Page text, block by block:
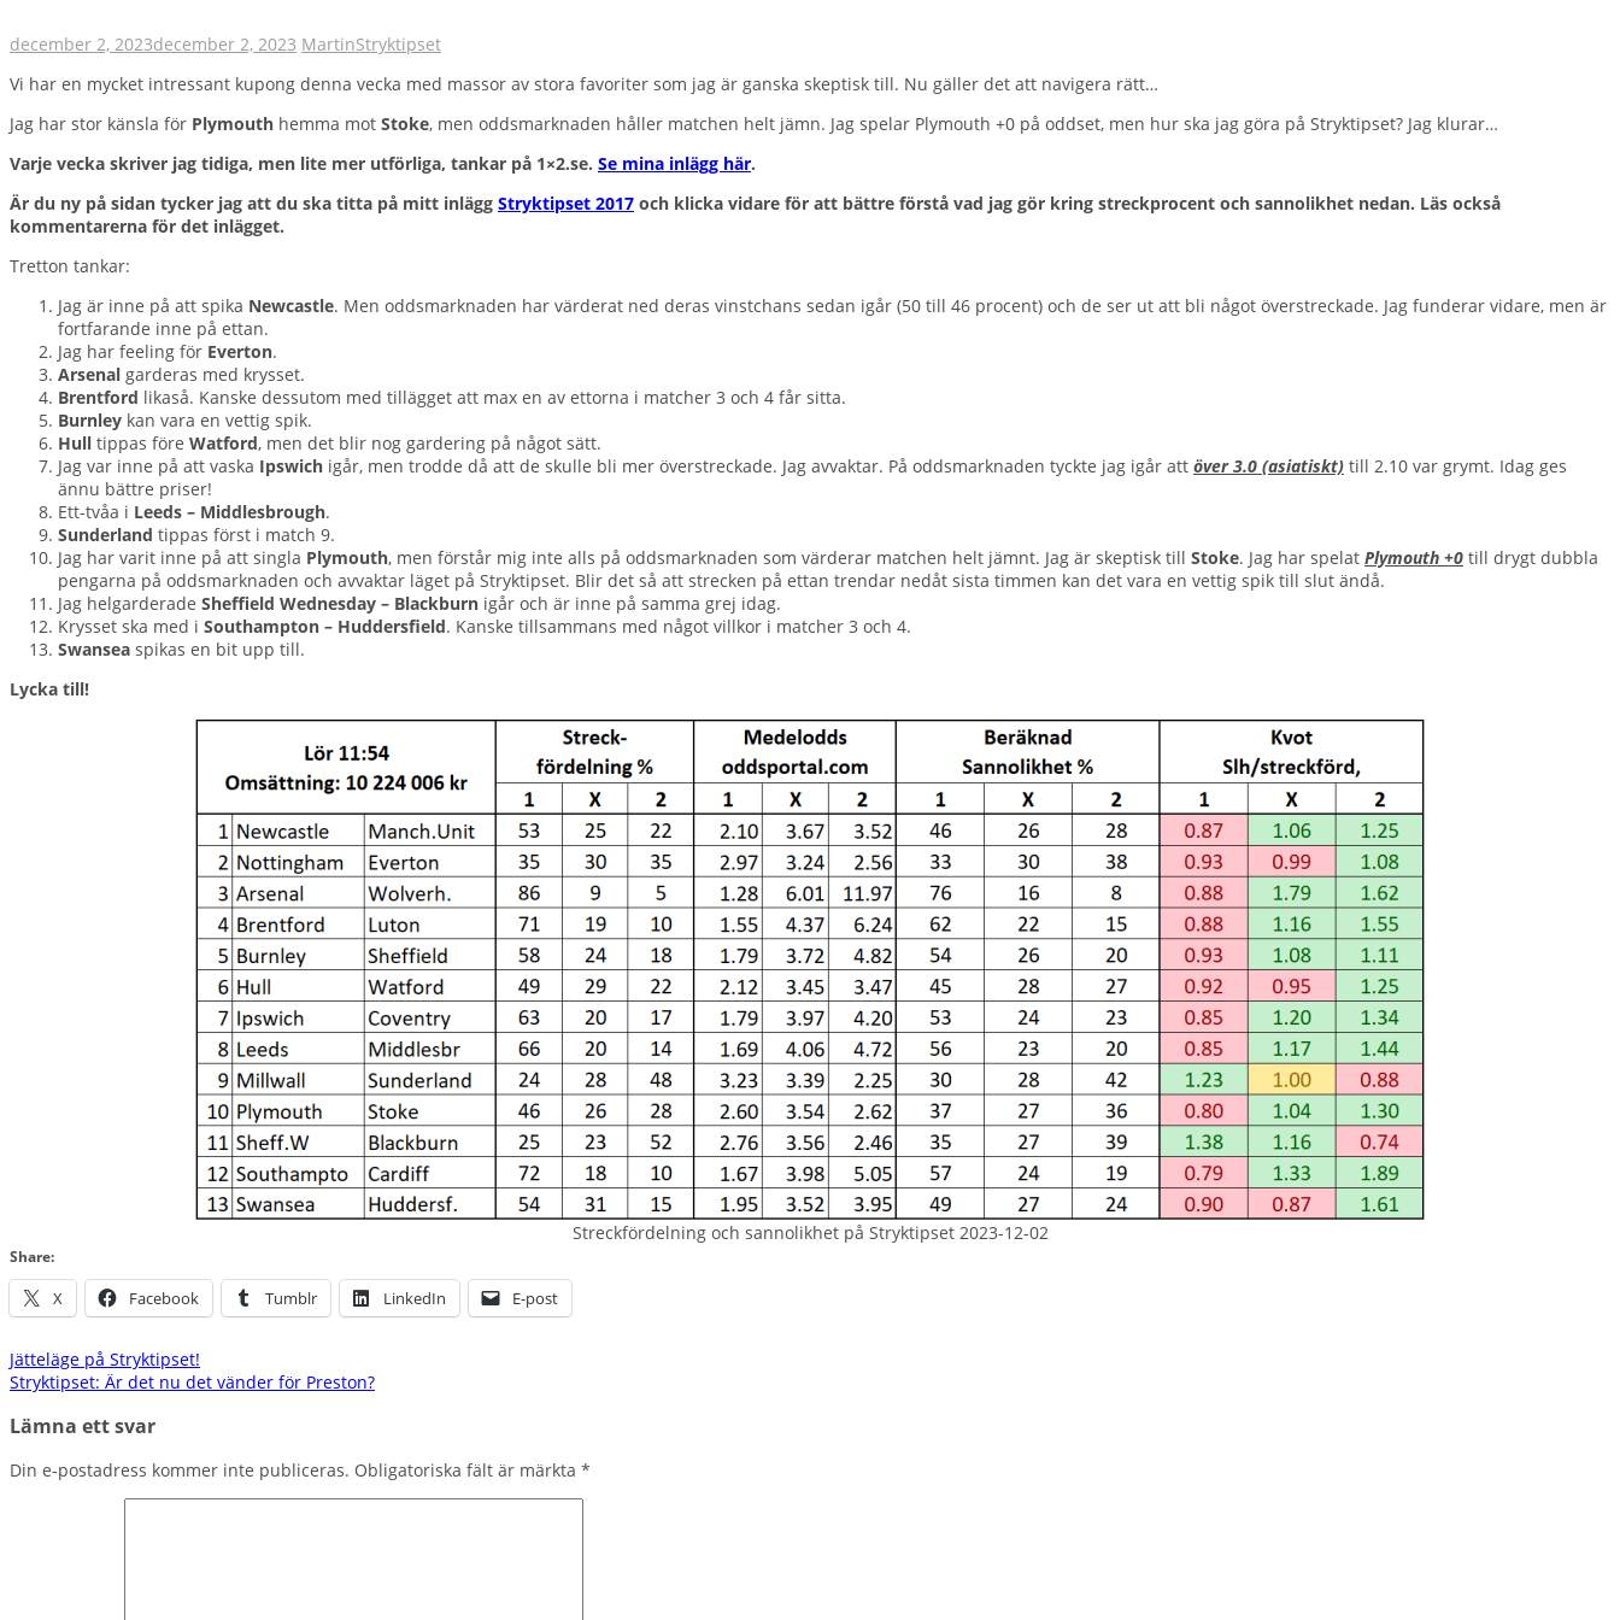
december 2, 2023december 2, 2023 MartinStryktipset
Vi har en mycket intressant kupong denna vecka med massor av stora favoriter som jag är ganska skeptisk till. Nu gäller det att navigera rätt…
Jag har stor känsla för Plymouth hemma mot Stoke, men oddsmarknaden håller matchen helt jämn. Jag spelar Plymouth +0 på oddset, men hur ska jag göra på Stryktipset? Jag klurar…
Varje vecka skriver jag tidiga, men lite mer utförliga, tankar på 1×2.se. Se mina inlägg här.
Är du ny på sidan tycker jag att du ska titta på mitt inlägg Stryktipset 2017 och klicka vidare för att bättre förstå vad jag gör kring streckprocent och sannolikhet nedan. Läs också
kommentarerna för det inlägget.
Tretton tankar:
Jag är inne på att spika Newcastle. Men oddsmarknaden har värderat ned deras vinstchans sedan igår (50 till 46 procent) och de ser ut att bli något överstreckade. Jag funderar vidare, men är
fortfarande inne på ettan.
Jag har feeling för Everton.
Arsenal garderas med krysset.
Brentford likaså. Kanske dessutom med tillägget att max en av ettorna i matcher 3 och 4 får sitta.
Burnley kan vara en vettig spik.
Hull tippas före Watford, men det blir nog gardering på något sätt.
Jag var inne på att vaska Ipswich igår, men trodde då att de skulle bli mer överstreckade. Jag avvaktar. På oddsmarknaden tyckte jag igår att över 3.0 (asiatiskt) till 2.10 var grymt. Idag ges
ännu bättre priser!
Ett-tvåa i Leeds – Middlesbrough.
Sunderland tippas först i match 9.
Jag har varit inne på att singla Plymouth, men förstår mig inte alls på oddsmarknaden som värderar matchen helt jämnt. Jag är skeptisk till Stoke. Jag har spelat Plymouth +0 till drygt dubbla
pengarna på oddsmarknaden och avvaktar läget på Stryktipset. Blir det så att strecken på ettan trendar nedåt sista timmen kan det vara en vettig spik till slut ändå.
Jag helgarderade Sheffield Wednesday – Blackburn igår och är inne på samma grej idag.
Krysset ska med i Southampton – Huddersfield. Kanske tillsammans med något villkor i matcher 3 och 4.
Swansea spikas en bit upp till.
Lycka till!
Streckfördelning och sannolikhet på Stryktipset 2023-12-02
Share:
X Facebook Tumblr LinkedIn E-post
Inläggsnavigering
Jätteläge på Stryktipset!
Stryktipset: Är det nu det vänder för Preston?
Lämna ett svar
Din e-postadress kommer inte publiceras. Obligatoriska fält är märkta *